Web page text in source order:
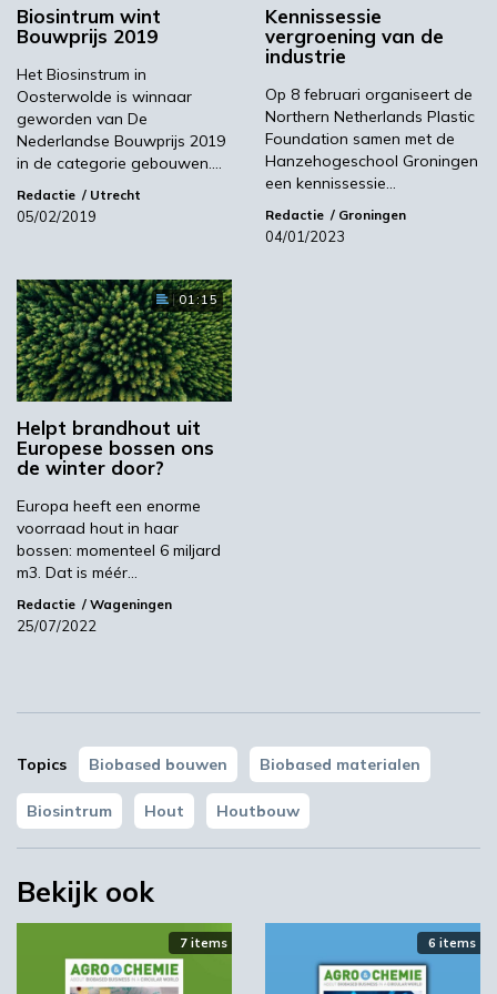
de woning- als in de utiliteitsbouw. Daarnaast
laten zij zien hoe duurzaam het gebruik van
hout is, mits het afkomstig is uit duurzaam
beheerd, gecertificeerd bos.
Deze bijeenkomst is onderdeel van een reeks
Tomorrow’s Timber Talks die door heel
Nederland worden gehouden.Kijk in de
agenda voor meer informatie en aanmelden.
Agenda
Meest gelezen
YPACK project gestart in Spanje
Biosintrum wint
Bouwprijs 2019
Het Biosinstrum in
Oosterwolde is winnaar
geworden van De
Nederlandse Bouwprijs 2019
in de categorie gebouwen.…
Redactie Utrecht
05/02/2019
Kennissessie
vergroening van de
industrie
Op 8 februari organiseert de
Northern Netherlands Plastic
Foundation samen met de
Hanzehogeschool Groningen
een kennissessie…
Redactie Groningen
04/01/2023
01:15
Helpt brandhout uit
Europese bossen ons
de winter door?
Europa heeft een enorme
voorraad hout in haar
bossen: momenteel 6 miljard
m3. Dat is méér…
Redactie Wageningen
25/07/2022
Topics Biobased bouwen Biobased materialen
Biosintrum Hout Houtbouw
Bekijk ook
7 items 6 items